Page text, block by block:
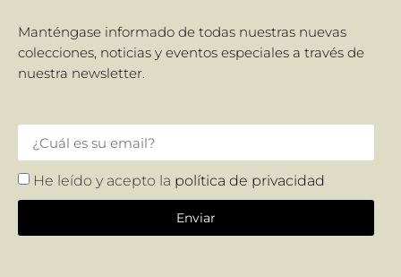
Manténgase informado de todas nuestras nuevas
colecciones, noticias y eventos especiales a través de
nuestra newsletter.
He leído y acepto la política de privacidad
Enviar